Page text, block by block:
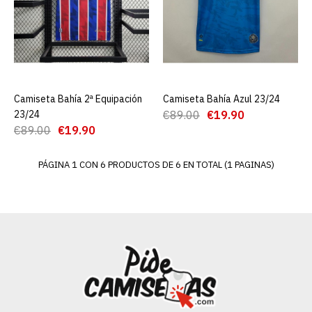
€19.90
ADD TO COMPARE
Camiseta Bahía 2ª
AGREGAR AL CARRO
ADD TO COMPARE
AGREGAR AL CARRO
Camiseta Bahía 2ª Equipación
23/24
€89.00 €19.90
AGREGAR AL CARRO
Camiseta Bahía Azul 23/24
€89.00 €19.90
PÁGINA 1 CON 6 PRODUCTOS DE 6 EN TOTAL (1 PAGINAS)